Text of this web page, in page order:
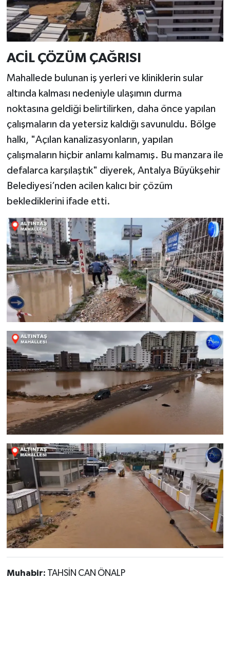
ACİL ÇÖZÜM ÇAĞRISI
Mahallede bulunan iş yerleri ve kliniklerin sular
altında kalması nedeniyle ulaşımın durma
noktasına geldiği belirtilirken, daha önce yapılan
çalışmaların da yetersiz kaldığı savunuldu. Bölge
halkı, "Açılan kanalizasyonların, yapılan
çalışmaların hiçbir anlamı kalmamış. Bu manzara ile
defalarca karşılaştık" diyerek, Antalya Büyükşehir
Belediyesi’nden acilen kalıcı bir çözüm
beklediklerini ifade etti.
Muhabir: TAHSİN CAN ÖNALP